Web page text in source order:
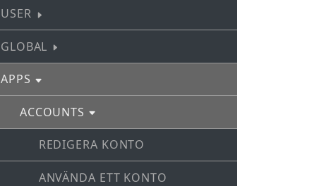
USER
GLOBAL
APPS
ACCOUNTS
REDIGERA KONTO
ANVÄNDA ETT KONTO